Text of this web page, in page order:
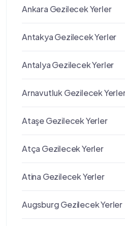
Ankara Gezilecek Yerler
Antakya Gezilecek Yerler
Antalya Gezilecek Yerler
Arnavutluk Gezilecek
Ataşe Gezilecek Yerler
Atça Gezilecek Yerler
Atina Gezilecek Yerler
Augsburg Gezilecek Yerler